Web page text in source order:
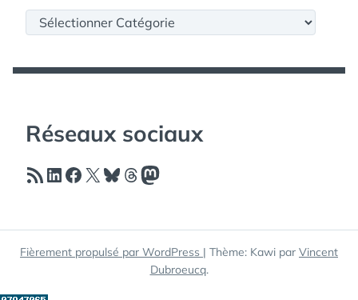
Catégories
Réseaux sociaux
Flux RSSLinkedIn
Facebook
X Bluesky
Threads
Mastodon
Fièrement propulsé par WordPress | Thème: Kawi par Vincent
Dubroeucq.